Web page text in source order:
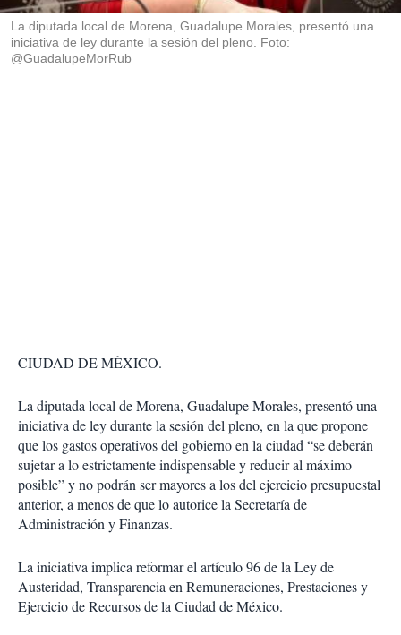
r
La diputada local de Morena, Guadalupe Morales, presentó una
iniciativa de ley durante la sesión del pleno. Foto:
@GuadalupeMorRub
CIUDAD DE MÉXICO.
La diputada local de Morena, Guadalupe Morales, presentó una
iniciativa de ley durante la sesión del pleno, en la que propone
que los gastos operativos del gobierno en la ciudad “se deberán
sujetar a lo estrictamente indispensable y reducir al máximo
posible” y no podrán ser mayores a los del ejercicio presupuestal
anterior, a menos de que lo autorice la Secretaría de
Administración y Finanzas.
La iniciativa implica reformar el artículo 96 de la Ley de
Austeridad, Transparencia en Remuneraciones, Prestaciones y
Ejercicio de Recursos de la Ciudad de México.